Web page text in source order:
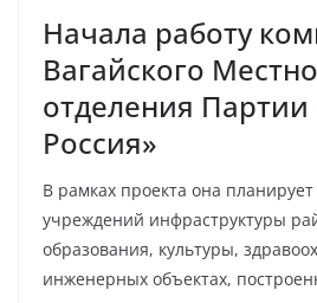
Начала работу
Вагайского
отделения Партии
Россия»
В рамках проекта она
учреждений инфраструктуры
образования, культуры,
инженерных объектах,